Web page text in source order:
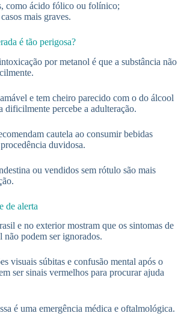
como ácido fólico ou folínico;
mais graves.
é tão perigosa?
por metanol é que a substância não
e tem cheiro parecido com o do álcool
dificilmente percebe a adulteração.
cautela ao consumir bebidas
duvidosa.
ou vendidos sem rótulo são mais
de alerta
e no exterior mostram que os sintomas de
podem ser ignorados.
visuais súbitas e confusão mental após o
ser sinais vermelhos para procurar ajuda
é uma emergência médica e oftalmológica.